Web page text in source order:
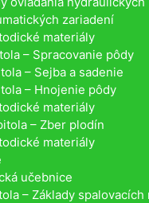
zariadení
materiály
– Spracovanie pôdy
– Sejba a sadenie
– Hnojenie pôdy
materiály
– Zber plodín
materiály
učebnice
– Základy spalovacích